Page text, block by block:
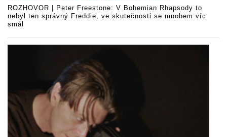
ROZHOVOR | Peter Freestone: V Bohemian Rhapsody to
nebyl ten správný Freddie, ve skutečnosti se mnohem víc
smál